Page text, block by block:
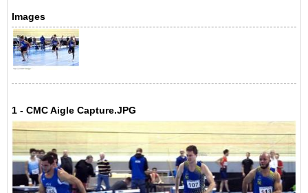
Images
1 - CMC Aigle Capture.JPG